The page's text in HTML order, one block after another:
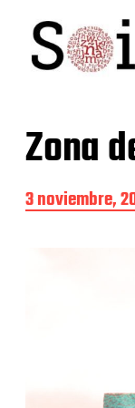
Zona
F
e
3 noviembre,